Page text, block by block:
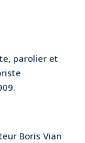
parolier et
Boris Vian